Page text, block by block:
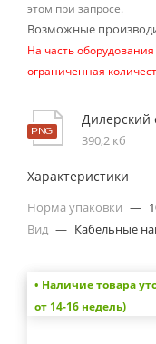
этом при запросе.
Возможные
На часть
ограниченная
Дилерский
390,2 кб
Характеристики
Норма упаковки —
Вид — Кабельные
• Наличие товара
от 14-16 недель)